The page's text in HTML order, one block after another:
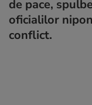
de pace,
oficialilor
conflict.